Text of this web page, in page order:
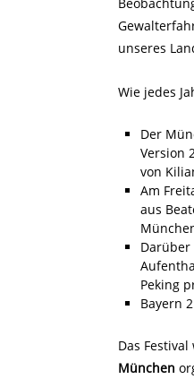
unseres
Wie jedes
Der
Version
von
Am
aus
Peking
Bayern
Das
München